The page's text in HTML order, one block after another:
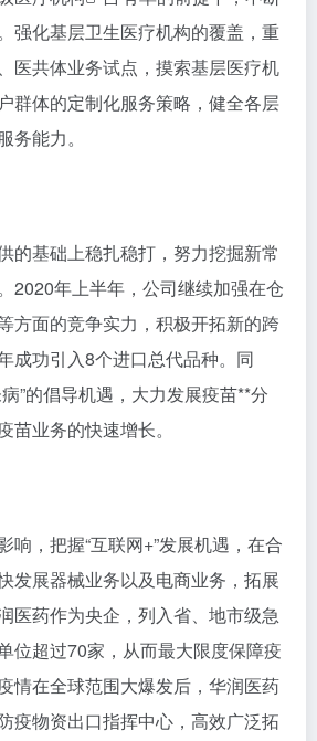
强化基层卫生医疗机构的覆盖，重
医共体业务试点，摸索基层医疗机
群体的定制化服务策略，健全各层
务能力。
的基础上稳扎稳打，努力挖掘新常
2020年上半年，公司继续加强在仓
方面的竞争实力，积极开拓新的跨
成功引入8个进口总代品种。同
”的倡导机遇，大力发展疫苗**分
苗业务的快速增长。
响，把握“互联网+”发展机遇，在合
发展器械业务以及电商业务，拓展
医药作为央企，列入省、地市级急
位超过70家，从而最大限度保障疫
情在全球范围大爆发后，华润医药
疫物资出口指挥中心，高效广泛拓